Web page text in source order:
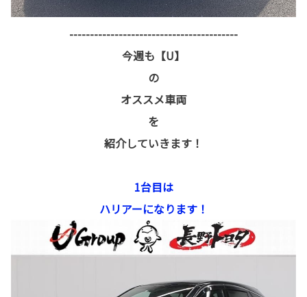
-----------------------------------------
今週も【U】
の
オススメ車両
を
紹介していきます！
1台目は
ハリアーになります！